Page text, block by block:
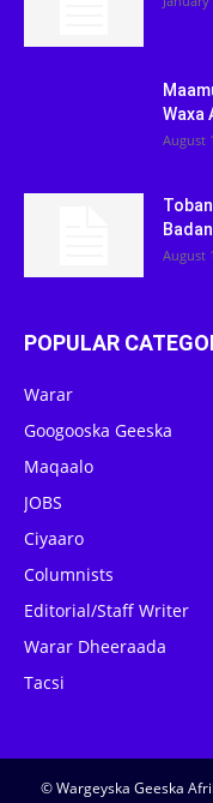
Waxa
August
August
POPULAR
Warar
Googooska Geeska
Maqaalo
JOBS
Ciyaaro
Columnists
Editorial/Staff Writer
Warar Dheeraada
Tacsi
© Wargeyska Geeska